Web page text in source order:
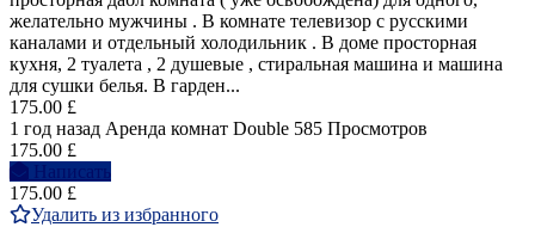
желательно мужчины . В комнате телевизор с русскими
каналами и отдельный холодильник . В доме просторная
кухня, 2 туалета , 2 душевые , стиральная машина и машина
для сушки белья. В гарден...
175.00 £
1 год назад Аренда комнат Double 585 Просмотров
175.00 £
Написать
175.00 £
Удалить из избранного